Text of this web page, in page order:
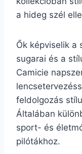
a hideg szél
Ők képviselik a
sugarai és a
Camicie
feldolgozás
Általában
sport- és
pilótákhoz.